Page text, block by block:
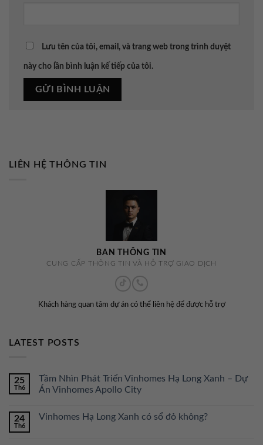
Lưu tên của tôi, email, và trang web trong trình duyệt
này cho lần bình luận kế tiếp của tôi.
LIÊN HỆ THÔNG TIN
BAN THÔNG TIN
CUNG CẤP THÔNG TIN VÀ HỖ TRỢ GIAO DỊCH
Khách hàng quan tâm dự án có thể liên hệ để được hỗ trợ
LATEST POSTS
25
Th6
Tầm Nhìn Phát Triển Vinhomes Hạ Long Xanh – Dự
Án Vinhomes Apollo City
24
Th6
Vinhomes Hạ Long Xanh có sổ đỏ không?